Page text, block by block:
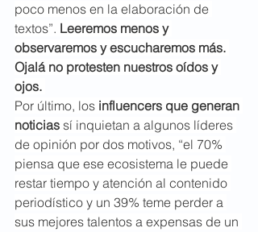
poco menos en la elaboración de
textos”. Leeremos menos y
observaremos y escucharemos más.
Ojalá no protesten nuestros oídos y
ojos.
Por último, los influencers que generan
noticias sí inquietan a algunos líderes
de opinión por dos motivos, “el 70%
piensa que ese ecosistema le puede
restar tiempo y atención al contenido
periodístico y un 39% teme perder a
sus mejores talentos a expensas de un